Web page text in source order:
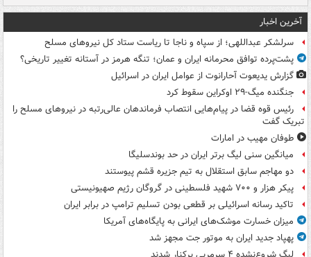
آخرین اخبار
سرلشکر عبداللهی؛ از سپاه و ناجا تا ریاست ستاد کل نیروهای مسلح
پشت‌پرده توافق محرمانه ایران و عمان؛ تنگه هرمز در آستانه تغییر تاریخی؟
گزارش یدیعوت آحارانوت از عوامل ایران در اسرائیل
جنگنده میگ-۲۹ اوکراین سقوط کرد
رئیس قوه قضا در پیام‌هایی انتصاب‌ فرماندهان عالی‌رتبه در نیروهای مسلح را
تبریک گفت
طوفان مهیب در امارات
میانگین سنی لیگ برتر ایران در حد بوندسلیگا
دو مهاجم سابق استقلال به تیم جزیره قشم پیوستند
پیکر هزار و ۷۰۰ شهید فلسطینی در گروگان رژیم صهیونیستی
تاکید رسانه اسرائیلی بر قطعی بودن تسلیم ترامپ در برابر ایران
میزان خسارت موشک‌های ایرانی به پایگاه‌های آمریکا
پهپاد جدید ایران به موتور جت مجهز شد